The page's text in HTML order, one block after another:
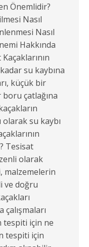
Önemlidir?
Nasıl
Nasıl
Hakkında
su kaybına
küçük bir
boru çatlağına
su kaybı
Tesisat
olarak
malzemelerin
ve doğru
tespiti için ne
tespiti için